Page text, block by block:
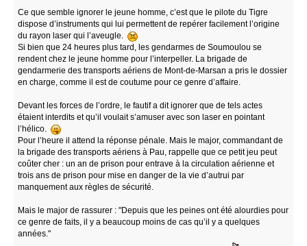
Ce que semble ignorer le jeune homme, c’est que le pilote du Tigre
dispose d’instruments qui lui permettent de repérer facilement l’origine
du rayon laser qui l’aveugle.
Si bien que 24 heures plus tard, les gendarmes de Soumoulou se
rendent chez le jeune homme pour l’interpeller. La brigade de
gendarmerie des transports aériens de Mont-de-Marsan a pris le dossier
en charge, comme il est de coutume pour ce genre d’affaire.
Devant les forces de l’ordre, le fautif a dit ignorer que de tels actes
étaient interdits et qu’il voulait s’amuser avec son laser en pointant
l’hélico.
Pour l’heure il attend la réponse pénale. Mais le major, commandant de
la brigade des transports aériens à Pau, rappelle que ce petit jeu peut
coûter cher : un an de prison pour entrave à la circulation aérienne et
trois ans de prison pour mise en danger de la vie d’autrui par
manquement aux règles de sécurité.
Mais le major de rassurer : "Depuis que les peines ont été alourdies pour
ce genre de faits, il y a beaucoup moins de cas qu’il y a quelques
années."